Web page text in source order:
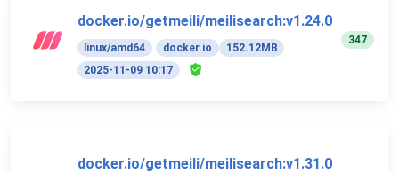
docker.io/getmeili/meilisearch:v1.24.0
linux/amd64 docker.io
152.12MB
2025-11-09 10:17
347
docker.io/getmeili/meilisearch:v1.31.0